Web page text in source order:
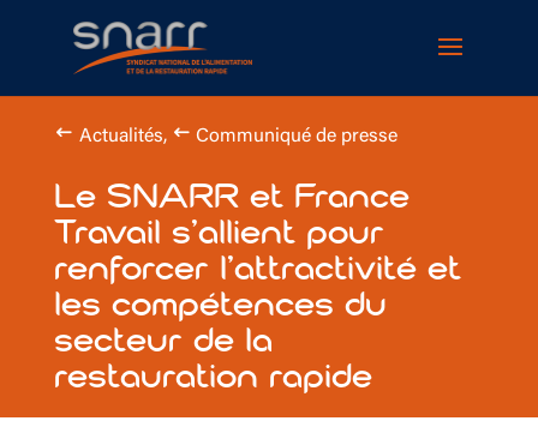
Actualités, Communiqué de presse
Le SNARR et France
Travail s’allient pour
renforcer l’attractivité et
les compétences du
secteur de la
restauration rapide